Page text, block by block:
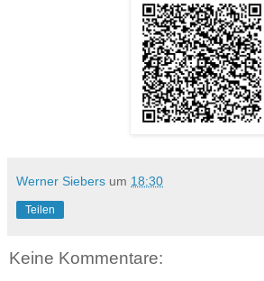
Werner Siebers um 18:30
Teilen
Keine Kommentare: